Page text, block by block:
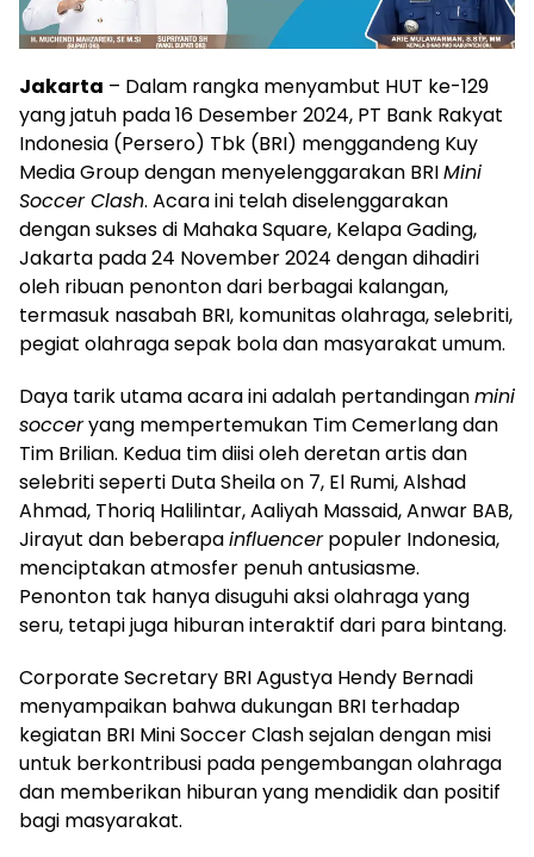
Jakarta – Dalam rangka menyambut HUT ke-129
yang jatuh pada 16 Desember 2024, PT Bank Rakyat
Indonesia (Persero) Tbk (BRI) menggandeng Kuy
Media Group dengan menyelenggarakan BRIMini
Soccer Clash. Acara ini telah diselenggarakan
dengan sukses di Mahaka Square, Kelapa Gading,
Jakarta pada 24 November 2024 dengan dihadiri
oleh ribuan penonton dari berbagai kalangan,
termasuk nasabah BRI, komunitas olahraga, selebriti,
pegiat olahraga sepak bola dan masyarakat umum.
Daya tarik utama acara ini adalah pertandinganmini
socceryang mempertemukan Tim Cemerlang dan
Tim Brilian. Kedua tim diisi oleh deretan artis dan
selebriti seperti Duta Sheila on 7, El Rumi, Alshad
Ahmad, Thoriq Halilintar, Aaliyah Massaid, Anwar BAB,
Jirayut dan beberapainfluencerpopuler Indonesia,
menciptakan atmosfer penuh antusiasme.
Penonton tak hanya disuguhi aksi olahraga yang
seru, tetapi juga hiburan interaktif dari para bintang.
Corporate Secretary BRI Agustya Hendy Bernadi
menyampaikan bahwa dukungan BRI terhadap
kegiatan BRI Mini Soccer Clash sejalan dengan misi
untuk berkontribusi pada pengembangan olahraga
dan memberikan hiburan yang mendidik dan positif
bagi masyarakat.